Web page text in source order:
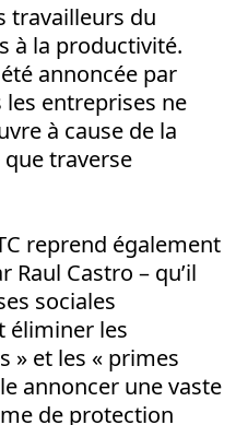
travailleurs du
à la productivité.
annoncée par
les entreprises ne
à cause de la
traverse
reprend également
Raul Castro – qu’il
sociales
éliminer les
» et les « primes
annoncer une vaste
de protection